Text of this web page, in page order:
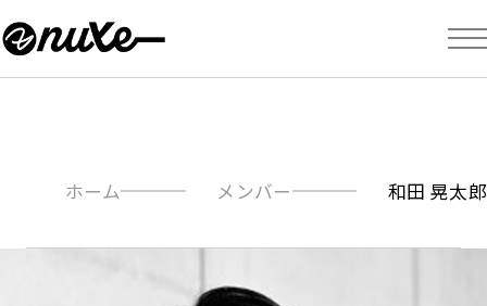
ホーム メンバー 和田 晃太郎